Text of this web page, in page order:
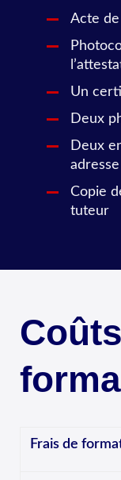
Acte de
Un
Deux
Deux
Copie
tuteur
Frais de